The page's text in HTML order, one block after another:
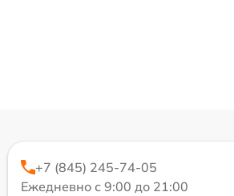
+7 (845) 245-74-05
Ежедневно с 9:00 до 21:00